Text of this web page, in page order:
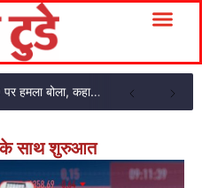
राहुल गांधी ने कार की टंकी खोलकर E20 पर हमला बोला, कहा- पूरी दाल ही काली है
के साथ शुरुआत